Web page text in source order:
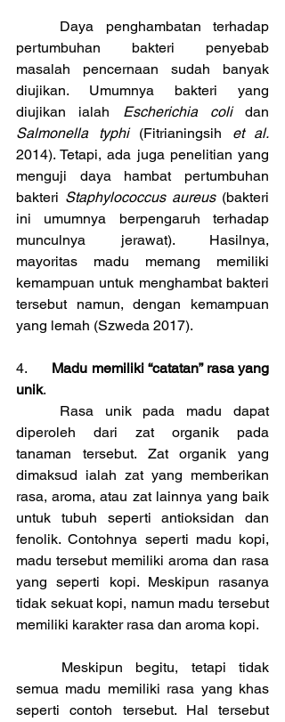
pertumbuhan bakteri penyebab
masalah pencernaan sudah banyak
diujikan. Umumnya bakteri yang
diujikan ialah Escherichia coli
Salmonella typhi (Fitrianingsih
2014). Tetapi, ada juga penelitian yang
menguji daya hambat pertumbuhan
bakteri Staphylococcus aureus (bakteri
ini umumnya berpengaruh terhadap
munculnya jerawat). Hasilnya,
mayoritas madu memang memiliki
kemampuan untuk menghambat bakteri
tersebut namun, dengan kemampuan
yang lemah (Szweda 2017).
Madu memiliki “catatan” rasa yang
unik.
diperoleh dari zat organik pada
tanaman tersebut. Zat organik yang
dimaksud ialah zat yang memberikan
rasa, aroma, atau zat lainnya yang baik
untuk tubuh seperti antioksidan dan
fenolik. Contohnya seperti madu kopi,
madu tersebut memiliki aroma dan rasa
yang seperti kopi. Meskipun rasanya
tidak sekuat kopi, namun madu tersebut
memiliki karakter rasa dan aroma kopi.
semua madu memiliki rasa yang khas
seperti contoh tersebut. Hal tersebut